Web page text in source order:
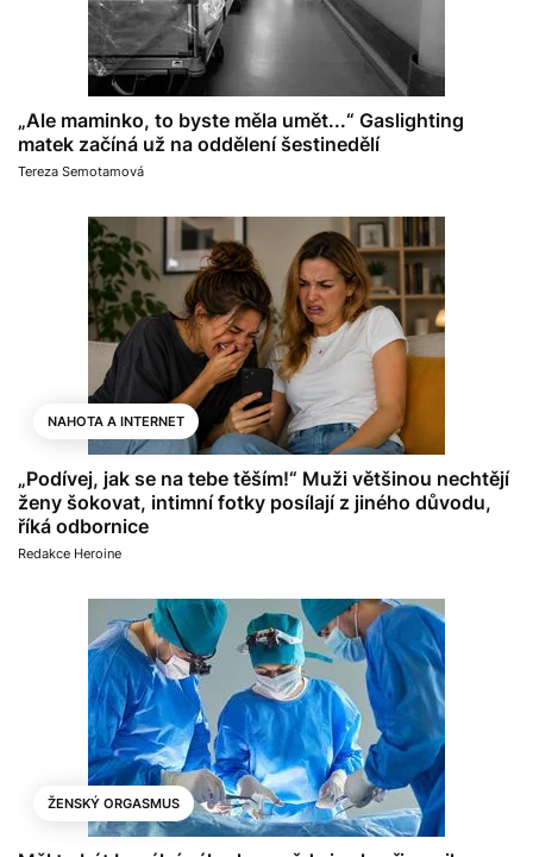
„Ale maminko, to byste měla umět...“ Gaslighting
matek začíná už na oddělení šestinedělí
Tereza Semotamová
NAHOTA A INTERNET
„Podívej, jak se na tebe těším!“ Muži většinou nechtějí
ženy šokovat, intimní fotky posílají z jiného důvodu,
říká odbornice
Redakce Heroine
ŽENSKÝ ORGASMUS